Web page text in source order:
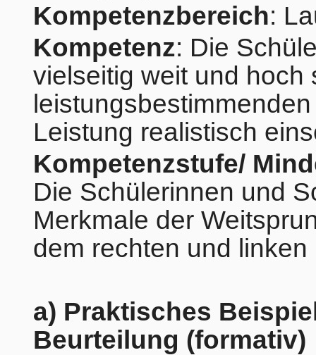
Kompetenzbereich:
Kompetenz: Die
vielseitig weit und
Leistung realistisch
Kompetenzstufe/
Die Schülerinnen und
Merkmale der
dem rechten und
a) Praktisches
Beurteilung (formativ)